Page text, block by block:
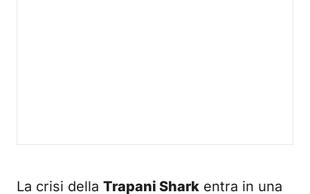
La crisi della Trapani Shark entra in una